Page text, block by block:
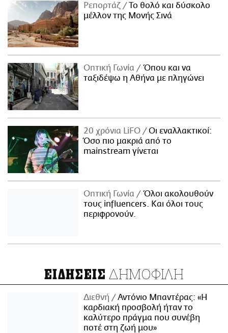
Ρεπορτάζ
Το θολό και δύσκολο
μέλλον της Μονής Σινά
Οπτική Γωνία
Όπου και να
ταξιδέψω η Αθήνα με πληγώνει
20 χρόνια LiFO
Οι εναλλακτικοί:
Όσο πιο μακριά από το
mainstream γίνεται
Οπτική Γωνία
Όλοι ακολουθούν
τους influencers. Και όλοι τους
περιφρονούν.
ΕΙΔΗΣΕΙΣ ΔΗΜΟΦΙΛΗ
Διεθνή
Αντόνιο Μπαντέρας: «Η
καρδιακή προσβολή ήταν το
καλύτερο πράγμα που συνέβη
ποτέ στη ζωή μου»